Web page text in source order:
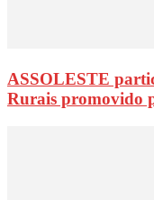
ASSOLESTE
Rurais promovido